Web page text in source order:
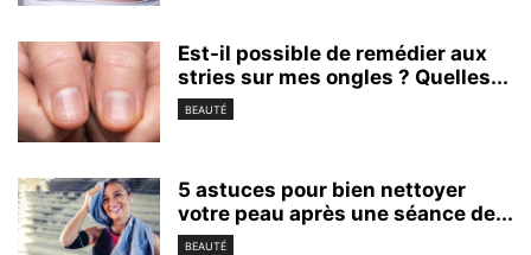
Est-il possible de remédier aux
stries sur mes ongles ? Quelles...
BEAUTÉ
5 astuces pour bien nettoyer
votre peau après une séance de...
BEAUTÉ